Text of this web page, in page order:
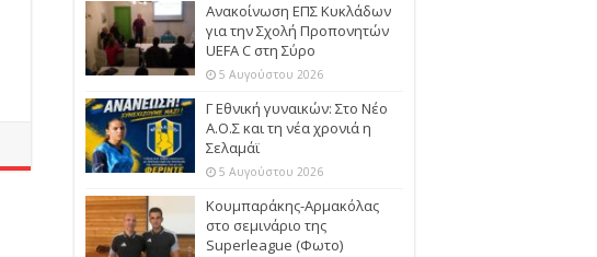
Ανακοίνωση ΕΠΣ Κυκλάδων
για την Σχολή Προπονητών
UEFA C στη Σύρο
5 Αυγούστου 2026
Γ Εθνική γυναικών: Στο Νέο
Α.Ο.Σ και τη νέα χρονιά η
Σελαμάϊ
5 Αυγούστου 2026
Κουμπαράκης-Αρμακόλας
στο σεμινάριο της
Superleague (Φωτο)